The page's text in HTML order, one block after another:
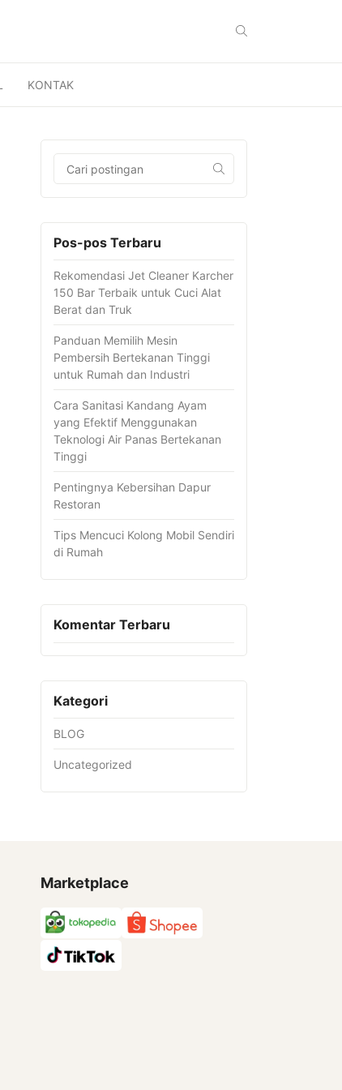
KONTAK
Pos-pos Terbaru
Rekomendasi Jet Cleaner Karcher
150 Bar Terbaik untuk Cuci Alat
Berat dan Truk
Panduan Memilih Mesin
Pembersih Bertekanan Tinggi
untuk Rumah dan Industri
Cara Sanitasi Kandang Ayam
yang Efektif Menggunakan
Teknologi Air Panas Bertekanan
Tinggi
Pentingnya Kebersihan Dapur
Restoran
Tips Mencuci Kolong Mobil Sendiri
di Rumah
Komentar Terbaru
Kategori
BLOG
Uncategorized
Marketplace